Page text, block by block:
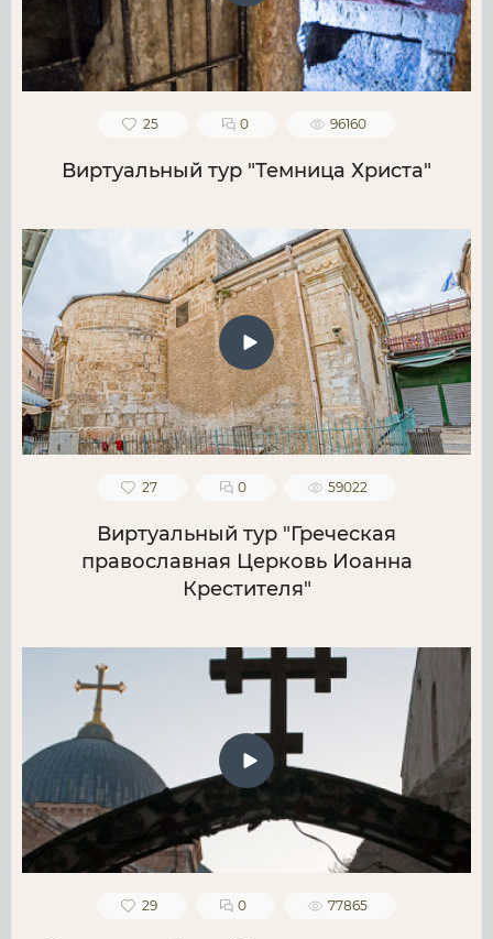
25 0 96160
Виртуальный тур "Темница Христа"
27 0 59022
Виртуальный тур "Греческая
православная Церковь Иоанна
Крестителя"
29 0 77865